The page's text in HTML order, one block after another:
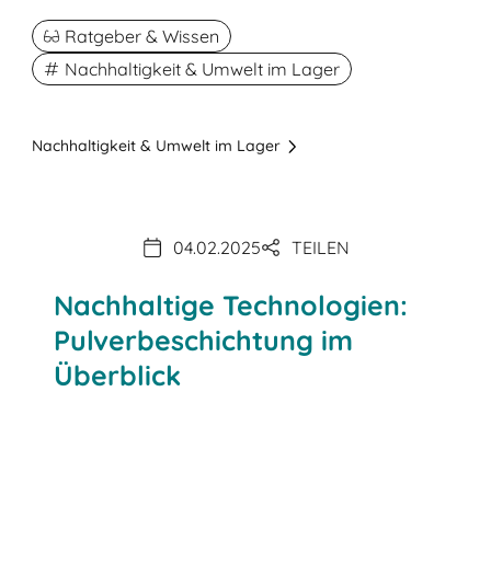
Ratgeber & Wissen
Nachhaltigkeit & Umwelt im Lager
Nachhaltigkeit & Umwelt im Lager
04.02.2025 TEILEN
Nachhaltige Technologien:
Pulverbeschichtung im
Überblick